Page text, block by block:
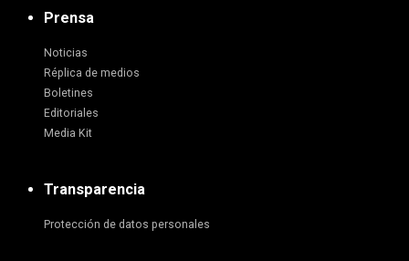
Prensa
Noticias
Réplica de medios
Boletines
Editoriales
Media Kit
Transparencia
Protección de datos personales